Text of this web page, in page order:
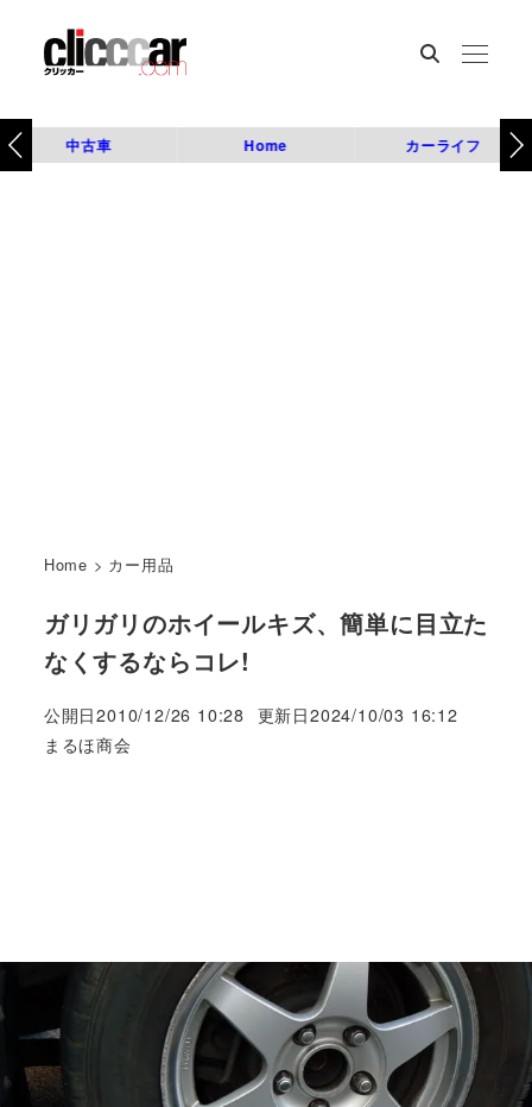
中古車 Home カーライフ
Home > カー用品
ガリガリのホイールキズ、簡単に目立た
なくするならコレ!
公開日2010/12/26 10:28 更新日2024/10/03 16:12
著
まるほ商会